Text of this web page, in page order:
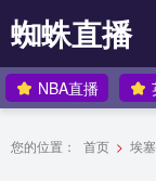
蜘蛛直播
NBA直播
您的位置： 首页 > 埃